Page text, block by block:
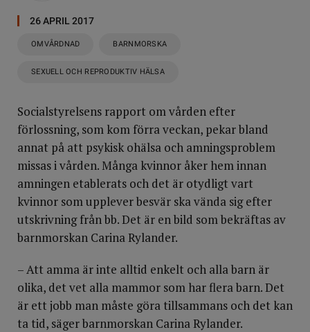
26 APRIL 2017
OMVÅRDNAD BARNMORSKA
SEXUELL OCH REPRODUKTIV HÄLSA
Socialstyrelsens rapport om vården efter
förlossning, som kom förra veckan, pekar bland
annat på att psykisk ohälsa och amningsproblem
missas i vården. Många kvinnor åker hem innan
amningen etablerats och det är otydligt vart
kvinnor som upplever besvär ska vända sig efter
utskrivning från bb. Det är en bild som bekräftas av
barnmorskan Carina Rylander.
– Att amma är inte alltid enkelt och alla barn är
olika, det vet alla mammor som har flera barn. Det
är ett jobb man måste göra tillsammans och det kan
ta tid, säger barnmorskan Carina Rylander.